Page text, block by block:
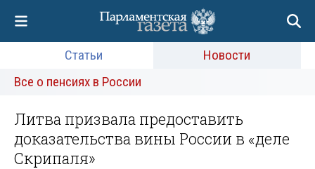
Статьи
Новости
Все о пенсиях в России
Литва призвала предоставить
доказательства вины России в «деле
Скрипаля»